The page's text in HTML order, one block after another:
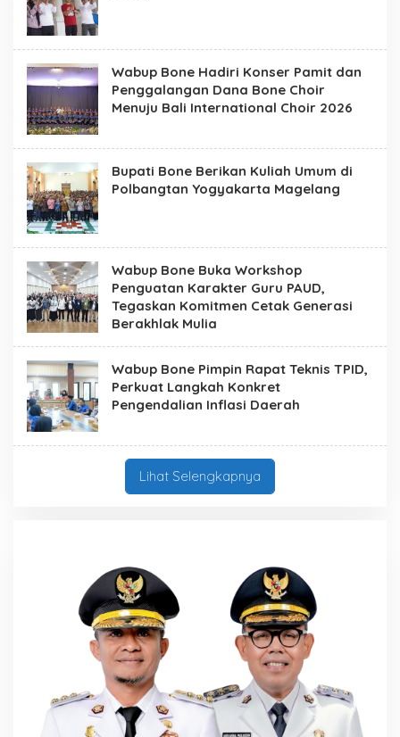
Wabup Bone Hadiri Konser Pamit dan
Penggalangan Dana Bone Choir
Menuju Bali International Choir 2026
Bupati Bone Berikan Kuliah Umum di
Polbangtan Yogyakarta Magelang
Wabup Bone Buka Workshop
Penguatan Karakter Guru PAUD,
Tegaskan Komitmen Cetak Generasi
Berakhlak Mulia
Wabup Bone Pimpin Rapat Teknis TPID,
Perkuat Langkah Konkret
Pengendalian Inflasi Daerah
Lihat Selengkapnya